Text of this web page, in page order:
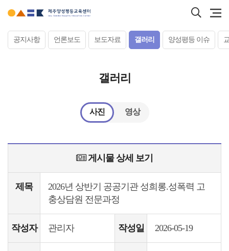
바로가기
검색
서브컨텐츠
공지사항 언론보도 보도자료 갤러리 양성평등 이슈
갤러리
사진 영상
게시물 상세 보기
제목
2026년 상반기 공공기관 성희롱.성폭력 고
충상담원 전문과정
작성자 관리자 작성일 2026-05-19